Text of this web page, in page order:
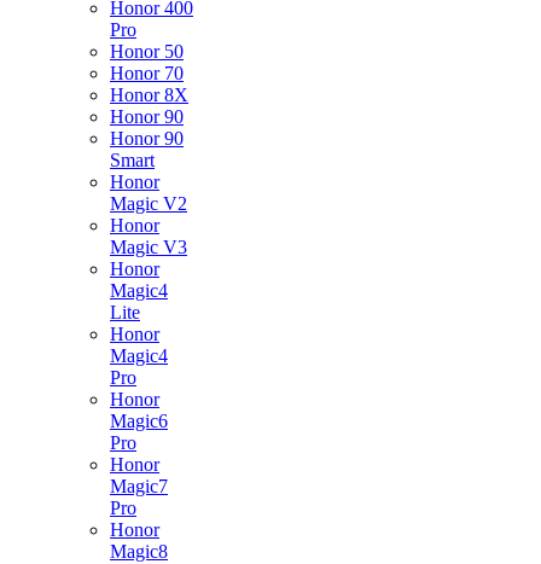
Honor 400
Pro
Honor 50
Honor 70
Honor 8X
Honor 90
Honor 90
Smart
Honor
Magic V2
Honor
Magic V3
Honor
Magic4
Lite
Honor
Magic4
Pro
Honor
Magic6
Pro
Honor
Magic7
Pro
Honor
Magic8